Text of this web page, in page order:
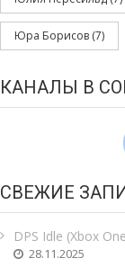
Юра Борисов (7)
КАНАЛЫ В
СВЕЖИЕ
DPS Idle (Xbox
28.11.2025